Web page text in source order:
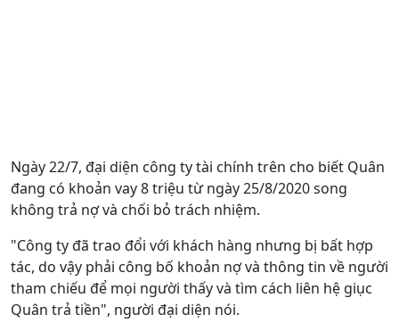
Ngày 22/7, đại diện công ty tài chính trên cho biết Quân
đang có khoản vay 8 triệu từ ngày 25/8/2020 song
không trả nợ và chối bỏ trách nhiệm.
"Công ty đã trao đổi với khách hàng nhưng bị bất hợp
tác, do vậy phải công bố khoản nợ và thông tin về người
tham chiếu để mọi người thấy và tìm cách liên hệ giục
Quân trả tiền", người đại diện nói.